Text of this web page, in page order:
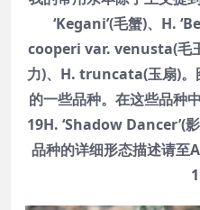
‘Kegani’(毛蟹)、H.
cooperi var. venusta(毛
力)、H. truncata(玉扇)。
的一些品种。在这些品种
19H. ‘Shadow Dancer’(
品种的详细形态描述请
1